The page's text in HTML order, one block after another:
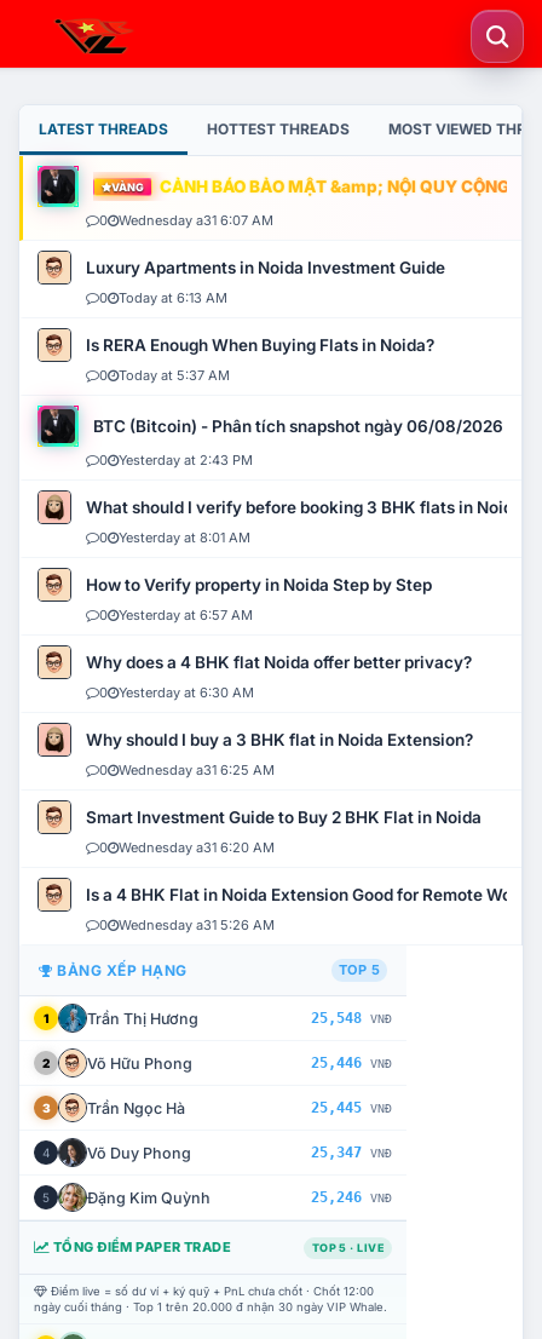
LATEST THREADS HOTTEST THREADS MOST VIEWED
VÀNG CẢNH BÁO BẢO MẬT &amp; NỘI QUY CỘNG
0 Wednesday a31 6:07 AM
Luxury Apartments in Noida Investment Guide
0 Today at 6:13 AM
Is RERA Enough When Buying Flats in Noida?
0 Today at 5:37 AM
BTC (Bitcoin) - Phân tích snapshot ngày 06/08/2026
0 Yesterday at 2:43 PM
What should I verify before booking 3 BHK flats in Noida?
0 Yesterday at 8:01 AM
How to Verify property in Noida Step by Step
0 Yesterday at 6:57 AM
Why does a 4 BHK flat Noida offer better privacy?
0 Yesterday at 6:30 AM
Why should I buy a 3 BHK flat in Noida Extension?
0 Wednesday a31 6:25 AM
Smart Investment Guide to Buy 2 BHK Flat in Noida
0 Wednesday a31 6:20 AM
Is a 4 BHK Flat in Noida Extension Good for Remote Work?
0 Wednesday a31 5:26 AM
BẢNG XẾP HẠNG TOP 5
1 Trần Thị Hương 25,548 VNĐ
2 Võ Hữu Phong 25,446 VNĐ
3 Trần Ngọc Hà 25,445 VNĐ
4 Võ Duy Phong 25,347 VNĐ
5 Đặng Kim Quỳnh 25,246 VNĐ
TỔNG ĐIỂM PAPER TRADE TOP 5 · LIVE
Điểm live = số dư ví + ký quỹ + PnL chưa chốt · Chốt 12:00
ngày cuối tháng · Top 1 trên 20.000 đ nhận 30 ngày VIP Whale.